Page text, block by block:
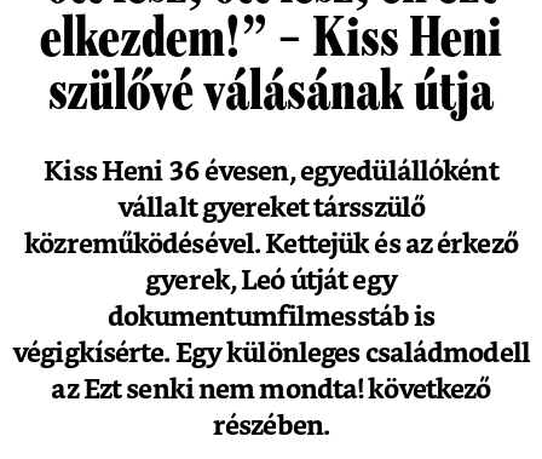
elkezdem!” – Kiss Heni
szülővé válásának útja
Kiss Heni 36 évesen, egyedülállóként
vállalt gyereket társszülő
közreműködésével. Kettejük és az érkező
gyerek, Leó útját egy
dokumentumfilmesstáb is
végigkísérte. Egy különleges családmodell
az Ezt senki nem mondta! következő
részében.